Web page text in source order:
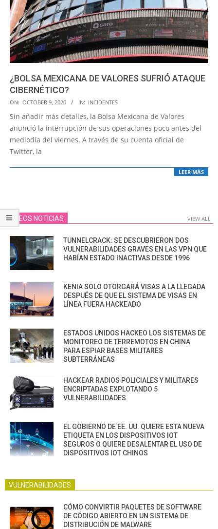
¿BOLSA MEXICANA DE VALORES SUFRIÓ ATAQUE
CIBERNÉTICO?
2020-
10-
09
ON: OCTOBER 9, 2020 IN: INCIDENTES
Sin añadir más detalles, la Bolsa Mexicana de Valores
anunció la interrupción de sus operaciones poco antes del
mediodía del viernes. A través de su cuenta oficial de
Twitter, la
LEER MÁS
VIDEOS NOTICIAS VIEW ALL
TUNNELCRACK: SE DESCUBRIERON DOS
VULNERABILIDADES GRAVES EN LAS VPN QUE
HABÍAN ESTADO INACTIVAS DESDE 1996
KENIA SOLO OTORGARÁ VISAS A LA LLEGADA
DESPUÉS DE QUE EL SISTEMA DE VISAS EN
LÍNEA FUERA HACKEADO
ESTADOS UNIDOS HACKEO LOS SISTEMAS DE
MONITOREO DE TERREMOTOS EN CHINA
PARA ESPIAR BASES MILITARES
SUBTERRÁNEAS
HACKEAR RADIOS POLICIALES Y MILITARES
ENCRIPTADAS EXPLOTANDO 5
VULNERABILIDADES
EL GOBIERNO DE EE. UU. QUIERE ESTA NUEVA
ETIQUETA EN LOS DISPOSITIVOS IOT
SEGUROS O QUIERE DESALENTAR EL USO DE
DISPOSITIVOS IOT CHINOS
VULNERABILIDADES
CÓMO CONVIRTIR PAQUETES DE SOFTWARE
DE CÓDIGO ABIERTO EN UN SISTEMA DE
DISTRIBUCIÓN DE MALWARE